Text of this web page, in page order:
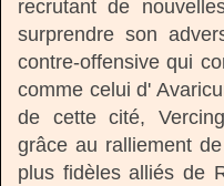
recrutant de
surprendre son
contre-offensive qui
comme celui d'
de cette cité,
grâce au ralliement
plus fidèles alliés de